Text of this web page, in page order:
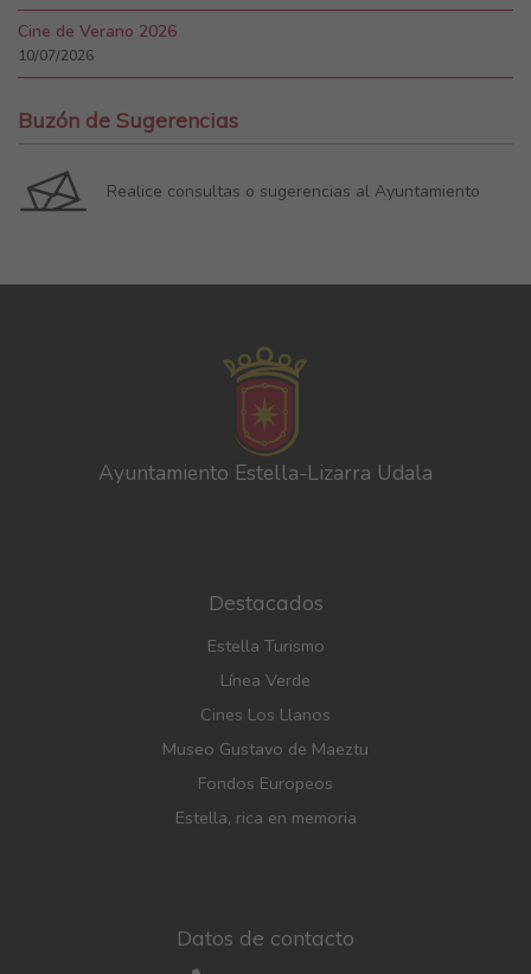
Cine de Verano 2026
10/07/2026
Buzón de Sugerencias
Realice consultas o sugerencias al Ayuntamiento
Ayuntamiento Estella-Lizarra Udala
Destacados
Estella Turismo
Línea Verde
Cines Los Llanos
Museo Gustavo de Maeztu
Fondos Europeos
Estella, rica en memoria
Datos de contacto